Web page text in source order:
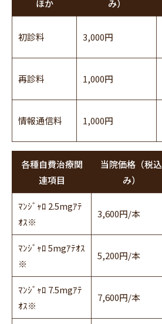
ほか み）
初診料 3,000円
再診料 1,000円
情報通信料 1,000円
各種自費治療関
連項目
当院価格（税込
み）
ﾏﾝｼﾞｬﾛ 2.5mgｱﾃ
ｵｽ※
3,600円/本
ﾏﾝｼﾞｬﾛ 5mgｱﾃｵｽ
※
5,200円/本
ﾏﾝｼﾞｬﾛ 7.5mgｱﾃ
ｵｽ※
7,600円/本